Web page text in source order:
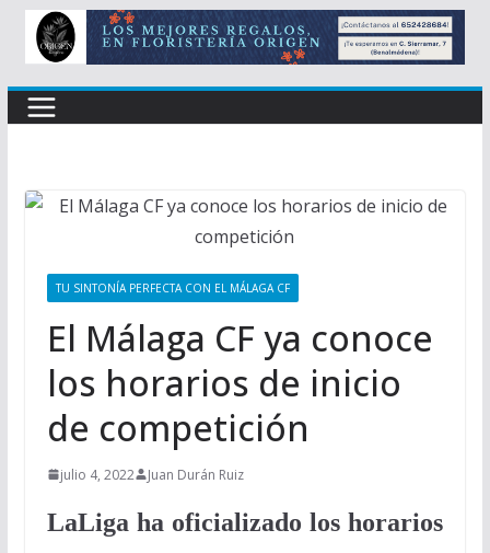
TU SINTONÍA PERFECTA CON EL MÁLAGA CF
El Málaga CF ya conoce
los horarios de inicio
de competición
julio 4, 2022 Juan Durán Ruiz
LaLiga ha oficializado los horarios